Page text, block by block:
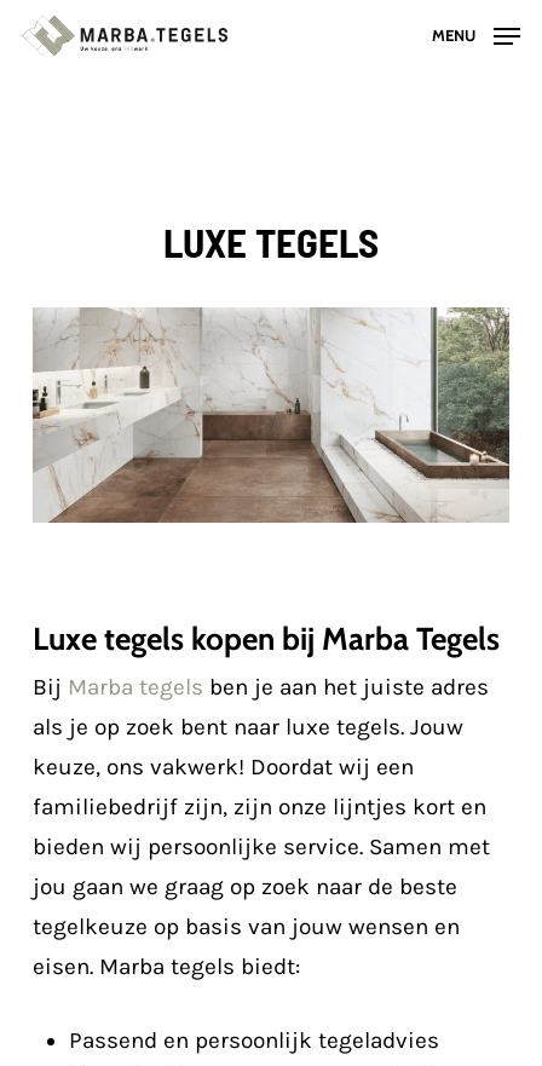
Skip
MENU
LUXE TEGELS
Luxe tegels kopen bij Marba Tegels
Bij Marba tegels ben je aan het juiste adres
als je op zoek bent naar luxe tegels. Jouw
keuze, ons vakwerk! Doordat wij een
familiebedrijf zijn, zijn onze lijntjes kort en
bieden wij persoonlijke service. Samen met
jou gaan we graag op zoek naar de beste
tegelkeuze op basis van jouw wensen en
eisen. Marba tegels biedt:
Passend en persoonlijk tegeladvies